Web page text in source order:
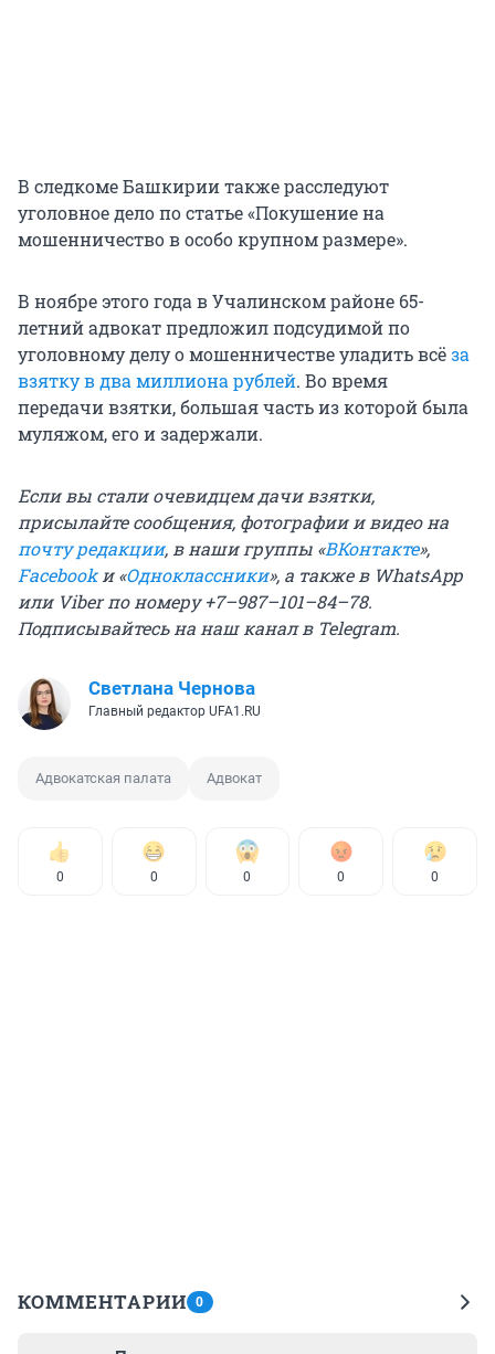
В следкоме Башкирии также расследуют
уголовное дело по статье «Покушение на
мошенничество в особо крупном размере».
В ноябре этого года в Учалинском районе 65-
летний адвокат предложил подсудимой по
уголовному делу о мошенничестве уладить всёза
взятку в два миллиона рублей. Во время
передачи взятки, большая часть из которой была
муляжом, его и задержали.
Если вы стали очевидцем дачи взятки,
присылайте сообщения, фотографии и видео на
почту редакции, в наши группы «ВКонтакте»,
Facebookи «Одноклассники», а также в WhatsApp
или Viber по номеру +7–987–101–84–78.
Подписывайтесь на наш канал в Telegram.
Светлана Чернова
Главный редактор UFA1.RU
Адвокатская палата Адвокат
0 0 0 0 0
КОММЕНТАРИИ 0